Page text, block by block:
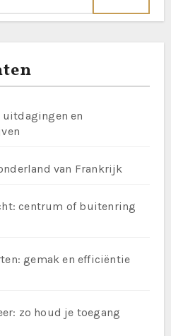
en
van Frankrijk
centrum of buitenring
gemak en efficiëntie
zo houd je toegang